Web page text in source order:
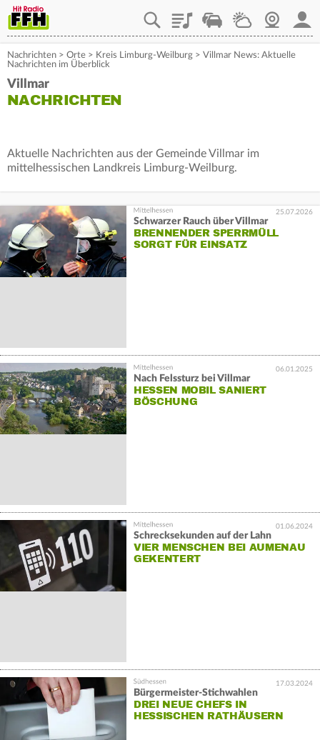
PlaylistStaupilotWetterWebcam
Nachrichten > Orte > Kreis Limburg-Weilburg > Villmar News: Aktuelle
Nachrichten im Überblick
Villmar
NACHRICHTEN
Aktuelle Nachrichten aus der Gemeinde Villmar im
mittelhessischen Landkreis Limburg-Weilburg.
25.07.2026
Schwarzer Rauch über Villmar
BRENNENDER SPERRMÜLL
SORGT FÜR EINSATZ
06.01.2025
Nach Felssturz bei Villmar
HESSEN MOBIL SANIERT
BÖSCHUNG
01.06.2024
Schrecksekunden auf der Lahn
VIER MENSCHEN BEI AUMENAU
GEKENTERT
17.03.2024
Bürgermeister-Stichwahlen
DREI NEUE CHEFS IN
HESSISCHEN RATHÄUSERN